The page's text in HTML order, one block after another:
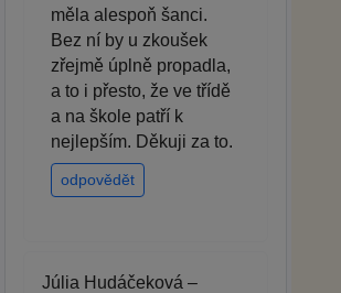
měla alespoň šanci.
Bez ní by u zkoušek
zřejmě úplně propadla,
a to i přesto, že ve třídě
a na škole patří k
nejlepším. Děkuji za to.
odpovědět
Júlia Hudáčeková –